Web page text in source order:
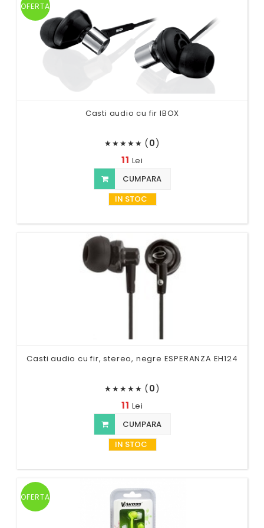
OFERTA
Casti audio cu fir IBOX
★★★★★ (0)
11 Lei
CUMPARA
IN STOC
Casti audio cu fir, stereo, negre ESPERANZA EH124
★★★★★ (0)
11 Lei
CUMPARA
IN STOC
OFERTA